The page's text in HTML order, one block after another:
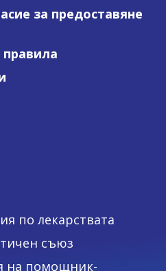
за предоставяне
по лекарствата
съюз
на помощник-